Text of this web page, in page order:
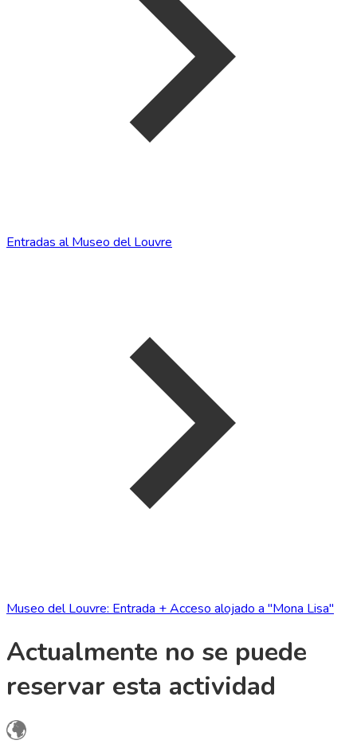
Entradas al Museo del Louvre
Museo del Louvre: Entrada + Acceso alojado a "Mona Lisa"
Actualmente no se puede
reservar esta actividad